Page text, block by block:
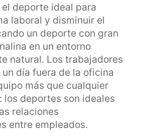
el deporte ideal para
laboral y disminuir el
un deporte con gran
en un entorno
natural. Los trabajadores
día fuera de la oficina
más que cualquier
los deportes son ideales
relaciones
entre empleados.